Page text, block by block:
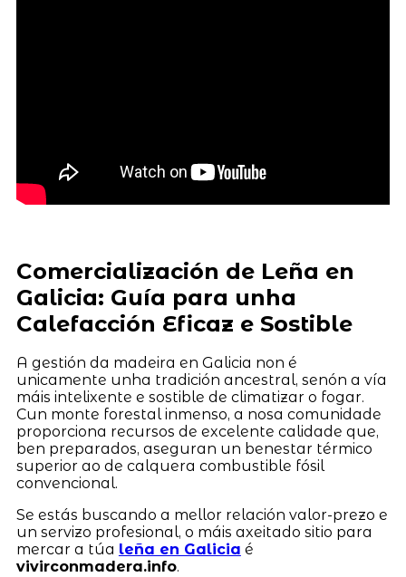
Comercialización de Leña en
Galicia: Guía para unha
Calefacción Eficaz e Sostible
A gestión da madeira en Galicia non é
unicamente unha tradición ancestral, senón a vía
máis intelixente e sostible de climatizar o fogar.
Cun monte forestal inmenso, a nosa comunidade
proporciona recursos de excelente calidade que,
ben preparados, aseguran un benestar térmico
superior ao de calquera combustible fósil
convencional.
Se estás buscando a mellor relación valor-prezo e
un servizo profesional, o máis axeitado sitio para
mercar a túa leña en Galicia é
vivirconmadera.info.